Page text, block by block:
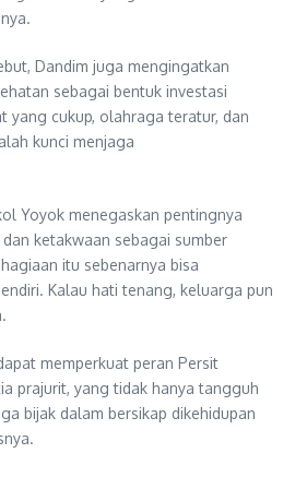
Dandim juga mengingatkan
sebagai bentuk investasi
yang cukup, olahraga teratur, dan
kunci menjaga
Yoyok menegaskan pentingnya
ketakwaan sebagai sumber
itu sebenarnya bisa
Kalau hati tenang, keluarga pun
memperkuat peran Persit
prajurit, yang tidak hanya tangguh
bijak dalam bersikap dikehidupan